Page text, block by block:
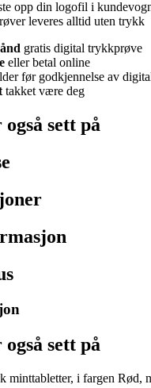
opp din logofil i
leveres alltid uten trykk
gratis digital trykkprøve
eller betal online
før godkjennelse av
takket være deg
sett på
sett på